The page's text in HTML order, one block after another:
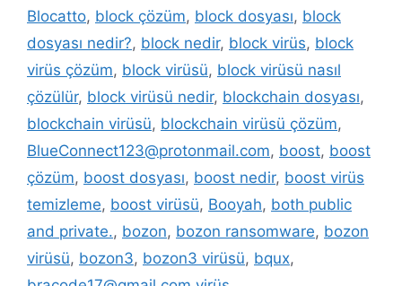
Blocatto, block çözüm, block dosyası, block
dosyası nedir?, block nedir, block virüs, block
virüs çözüm, block virüsü, block virüsü nasıl
çözülür, block virüsü nedir, blockchain dosyası,
blockchain virüsü, blockchain virüsü çözüm,
BlueConnect123@protonmail.com, boost, boost
çözüm, boost dosyası, boost nedir, boost virüs
temizleme, boost virüsü, Booyah, both public
and private., bozon, bozon ransomware, bozon
virüsü, bozon3, bozon3 virüsü, bqux,